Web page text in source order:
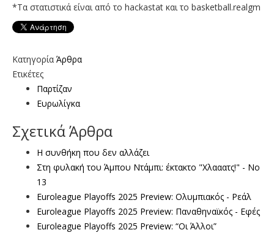
*Τα στατιστικά είναι από το hackastat και το basketball.realgm
Κατηγορία Άρθρα
Ετικέτες
Παρτίζαν
Ευρωλίγκα
Σχετικά Άρθρα
Η συνθήκη που δεν αλλάζει
Στη φυλακή του Άμπου Ντάμπι: έκτακτο "Χλααατς!" - Νο
13
Euroleague Playoffs 2025 Preview: Ολυμπιακός - Ρεάλ
Euroleague Playoffs 2025 Preview: Παναθηναϊκός - Εφές
Euroleague Playoffs 2025 Preview: “Οι Άλλοι”